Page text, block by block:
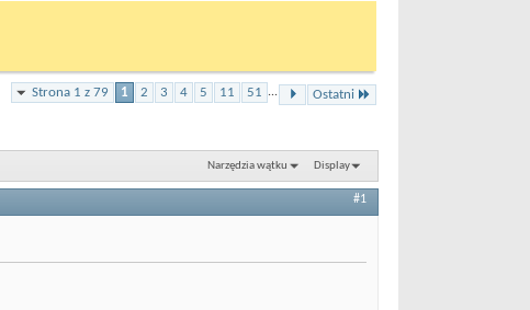
Strona 1 z 79 1 2 3 4 5 11 51 ... Ostatni
Narzędzia wątku Display
#1